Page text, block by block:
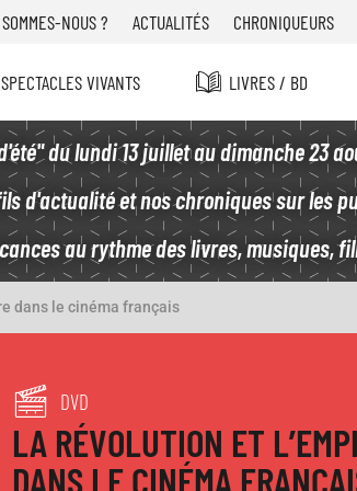
NOUS ? ACTUALITÉS CHRONIQUEURS
VIVANTS LIVRES / BD
du lundi 13 juillet au dimanche 23
d'actualité et nos chroniques sur les
au rythme des livres, musiques,
dans le cinéma français
DVD
LA RÉVOLUTION ET
DANS LE CINÉMA